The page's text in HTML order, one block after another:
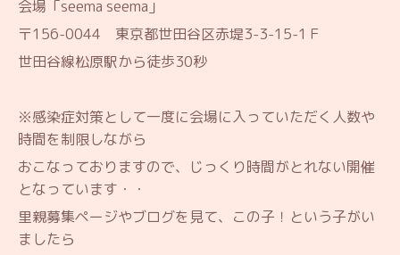
会場「seema seema」
〒156-0044 東京都世田谷区赤堤3-3-15-1Ｆ
世田谷線松原駅から徒歩30秒
※感染症対策として一度に会場に入っていただく人数や
時間を制限しながら
おこなっておりますので、じっくり時間がとれない開催
となっています・・
里親募集ページやブログを見て、この子！という子がい
ましたら